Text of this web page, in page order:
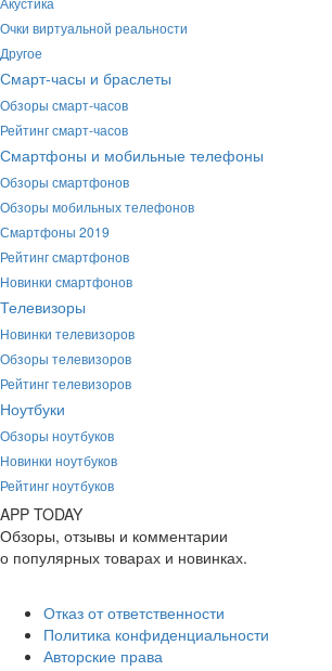
Очки виртуальной реальности
Другое
Смарт-часы и браслеты
Обзоры смарт-часов
Рейтинг смарт-часов
Смартфоны и мобильные телефоны
Обзоры смартфонов
Обзоры мобильных телефонов
Смартфоны 2019
Рейтинг смартфонов
Новинки смартфонов
Телевизоры
Новинки телевизоров
Обзоры телевизоров
Рейтинг телевизоров
Ноутбуки
Обзоры ноутбуков
Новинки ноутбуков
Рейтинг ноутбуков
APP TODAY
Обзоры, отзывы и комментарии
о популярных товарах и новинках.
Отказ от ответственности
Политика конфиденциальности
Авторские права